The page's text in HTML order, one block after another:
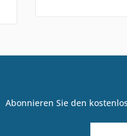
Abonnieren Sie den